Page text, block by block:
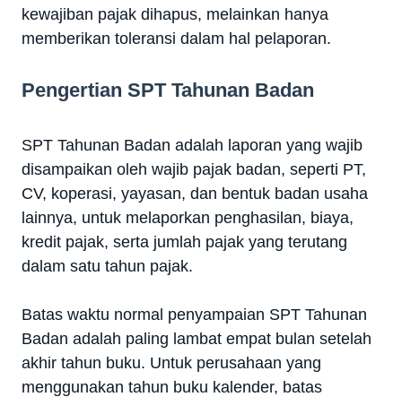
kewajiban pajak dihapus, melainkan hanya
memberikan toleransi dalam hal pelaporan.
Pengertian SPT Tahunan Badan
SPT Tahunan Badan adalah laporan yang wajib
disampaikan oleh wajib pajak badan, seperti PT,
CV, koperasi, yayasan, dan bentuk badan usaha
lainnya, untuk melaporkan penghasilan, biaya,
kredit pajak, serta jumlah pajak yang terutang
dalam satu tahun pajak.
Batas waktu normal penyampaian SPT Tahunan
Badan adalah paling lambat empat bulan setelah
akhir tahun buku. Untuk perusahaan yang
menggunakan tahun buku kalender, batas